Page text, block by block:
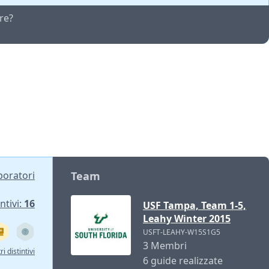
16
distintivi
Team
USF Tampa, Team 1-5,
Leahy Winter 2015
USFT-LEAHY-W15S1G5
3 Membri
6 guide realizzate